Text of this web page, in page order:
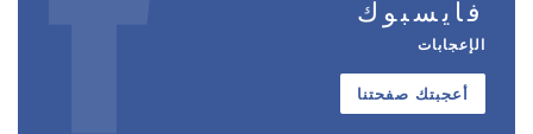
فايسبوك
الإعجابات
أعجبتك صفحتنا